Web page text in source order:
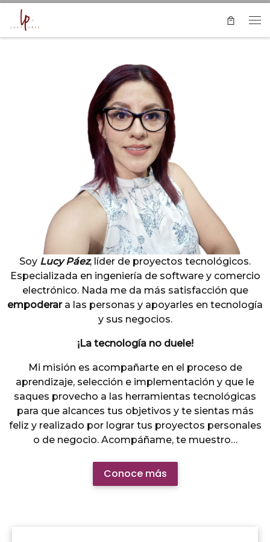
Saltar al contenido
Soy Lucy Páez, líder de proyectos tecnológicos.
Especializada en ingeniería de software y comercio
electrónico. Nada me da más satisfacción que
empoderara las personas y apoyarles en tecnología
y sus negocios.
¡La tecnología no duele!
Mi misión es acompañarte en el proceso de
aprendizaje, selección e implementación y que le
saques provecho a las herramientas tecnológicas
para que alcances tus objetivos y te sientas más
feliz y realizado por lograr tus proyectos personales
o de negocio. Acompáñame, te muestro…
Conoce más